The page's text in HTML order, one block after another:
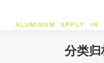
分类归